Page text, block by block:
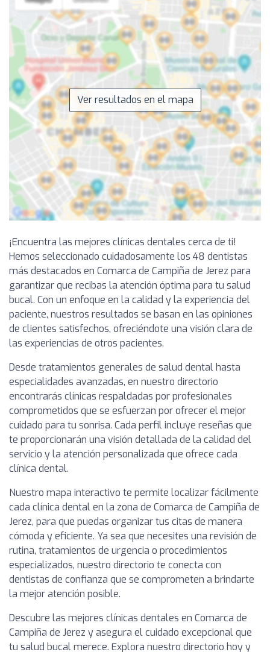
Ver resultados en el mapa
¡Encuentra las mejores clínicas dentales cerca de ti!
Hemos seleccionado cuidadosamente los 48 dentistas
más destacados en Comarca de Campiña de Jerez para
garantizar que recibas la atención óptima para tu salud
bucal. Con un enfoque en la calidad y la experiencia del
paciente, nuestros resultados se basan en las opiniones
de clientes satisfechos, ofreciéndote una visión clara de
las experiencias de otros pacientes.
Desde tratamientos generales de salud dental hasta
especialidades avanzadas, en nuestro directorio
encontrarás clínicas respaldadas por profesionales
comprometidos que se esfuerzan por ofrecer el mejor
cuidado para tu sonrisa. Cada perfil incluye reseñas que
te proporcionarán una visión detallada de la calidad del
servicio y la atención personalizada que ofrece cada
clínica dental.
Nuestro mapa interactivo te permite localizar fácilmente
cada clínica dental en la zona de Comarca de Campiña de
Jerez, para que puedas organizar tus citas de manera
cómoda y eficiente. Ya sea que necesites una revisión de
rutina, tratamientos de urgencia o procedimientos
especializados, nuestro directorio te conecta con
dentistas de confianza que se comprometen a brindarte
la mejor atención posible.
Descubre las mejores clínicas dentales en Comarca de
Campiña de Jerez y asegura el cuidado excepcional que
tu salud bucal merece. Explora nuestro directorio hoy y